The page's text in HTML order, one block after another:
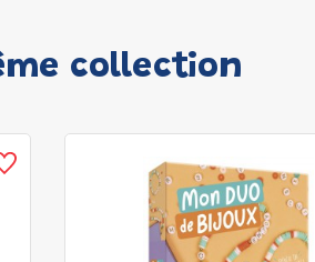
collection